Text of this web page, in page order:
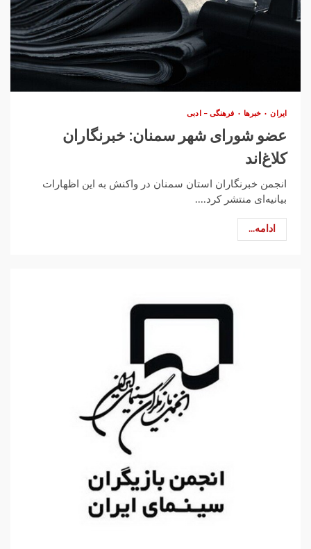
ایران خبرها فرهنگی – ادبی
عضو شورای شهر سمنان: خبرنگاران
کلاغ‌اند
انجمن خبرنگاران استان سمنان در واکنش به این اظهارات
بیانیه‌ای منتشر کرد....
ادامه...